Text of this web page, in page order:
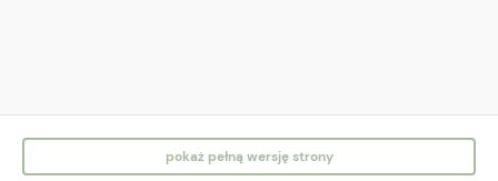
pokaż pełną wersję strony